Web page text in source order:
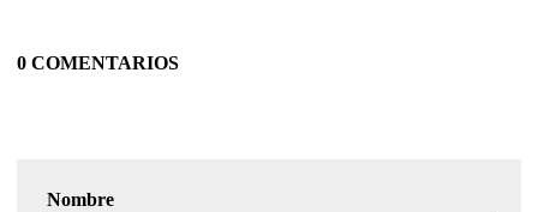
0 COMENTARIOS
Nombre